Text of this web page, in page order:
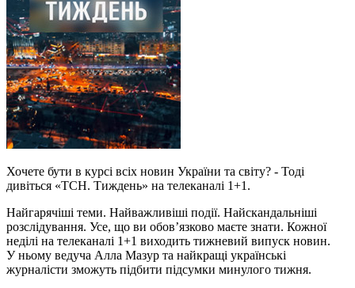
Хочете бути в курсі всіх новин України та світу? - Тоді
дивіться «ТСН. Тиждень» на телеканалі 1+1.
Найгарячіші теми. Найважливіші події. Найскандальніші
розслідування. Усе, що ви обов’язково маєте знати. Кожної
неділі на телеканалі 1+1 виходить тижневий випуск новин.
У ньому ведуча Алла Мазур та найкращі українські
журналісти зможуть підбити підсумки минулого тижня.